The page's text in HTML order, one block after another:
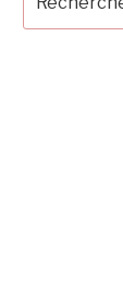
pour
: